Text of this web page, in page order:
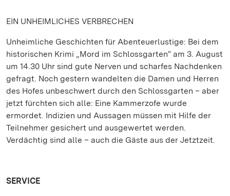
EIN UNHEIMLICHES VERBRECHEN
Unheimliche Geschichten für Abenteuerlustige: Bei dem
historischen Krimi „Mord im Schlossgarten“ am 3. August
um 14.30 Uhr sind gute Nerven und scharfes Nachdenken
gefragt. Noch gestern wandelten die Damen und Herren
des Hofes unbeschwert durch den Schlossgarten – aber
jetzt fürchten sich alle: Eine Kammerzofe wurde
ermordet. Indizien und Aussagen müssen mit Hilfe der
Teilnehmer gesichert und ausgewertet werden.
Verdächtig sind alle – auch die Gäste aus der Jetztzeit.
SERVICE